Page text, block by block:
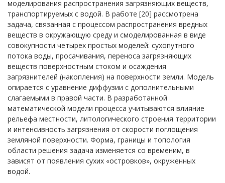
моделирования распространения загрязняющих веществ,
транспортируемых с водой. В работе [20] рассмотрена
задача, связанная с процессом распространения вредных
веществ в окружающую среду и смоделированная в виде
совокупности четырех простых моделей: сухопутного
потока воды, просачивания, переноса загрязняющих
веществ поверхностным стоком и осаждения
загрязнителей (накопления) на поверхности земли. Модель
опирается с уравнение диффузии с дополнительными
слагаемыми в правой части. В разработанной
математической модели процесса учитываются влияние
рельефа местности, литологического строения территории
и интенсивность загрязнения от скорости поглощения
земляной поверхности. Форма, границы и топология
области решения задача изменяется со временим, в
зависят от появления сухих «островков», окруженных
водой.